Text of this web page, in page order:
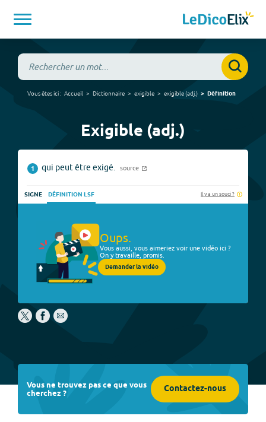
Vous êtes ici : Accueil Dictionnaire exigible exigible(adj.) Définition
Exigible (adj.)
1 qui peut être exigé. source
SIGNE DÉFINITION LSF Il y a un souci ?
Oups.
Vous aussi, vous aimeriez voir une vidéo ici ?
On y travaille, promis.
Demander la vidéo
Vous ne trouvez pas ce que vous
cherchez ? Contactez-nous